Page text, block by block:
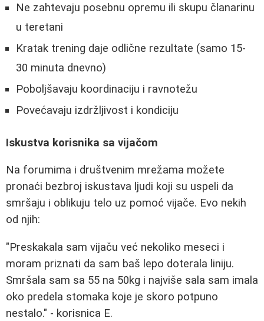
Ne zahtevaju posebnu opremu ili skupu članarinu
u teretani
Kratak trening daje odlične rezultate (samo 15-
30 minuta dnevno)
Poboljšavaju koordinaciju i ravnotežu
Povećavaju izdržljivost i kondiciju
Iskustva korisnika sa vijačom
Na forumima i društvenim mrežama možete
pronaći bezbroj iskustava ljudi koji su uspeli da
smršaju i oblikuju telo uz pomoć vijače. Evo nekih
od njih:
"Preskakala sam vijaču već nekoliko meseci i
moram priznati da sam baš lepo doterala liniju.
Smršala sam sa 55 na 50kg i najviše sala sam imala
oko predela stomaka koje je skoro potpuno
nestalo." - korisnica E.